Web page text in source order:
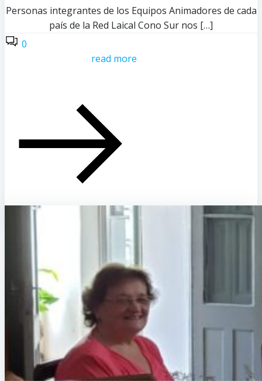
Personas integrantes de los Equipos Animadores de cada
país de la Red Laical Cono Sur nos […]
0
read more